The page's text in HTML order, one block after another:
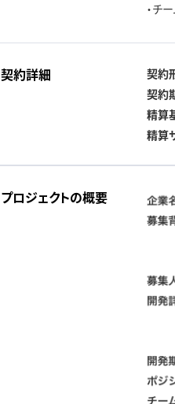
・チ
契約詳細 契約
契約
精算
精算
プロジェクトの概要